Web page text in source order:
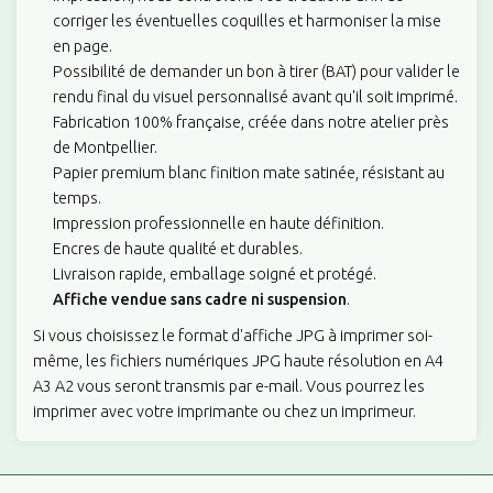
Laissez libre cours à votre créativité en choisissant la couleur de
fond parmi une palette élégante. Du blanc pur au rose saumon
pastel, personnalisez l'arrière-plan pour harmoniser avec la
décoration de la chambre. Optez ensuite pour une typographie
moderne ou plume, ajoutant une dimension artistique à chaque
Formats adaptés à votre style de vie
Flexibilité ultime avec nos options de format. Sélectionnez un
fichier JPG à imprimer chez vous pour une expérience DIY. Ou
optez pour une impression A4, A3 ou A2, livrée prête à être
encadrée. Quel que soit votre choix, notre affiche s'adapte à
Pourquoi choisir notre affiche de naissance bébé
personnalisée ?
corriger les éventuelles coquilles et harmoniser la mise
en page.
Possibilité de demander un bon à tirer (BAT) pour valider le
rendu final du visuel personnalisé avant qu'il soit imprimé.
Fabrication 100% française, créée dans notre atelier près
de Montpellier.
Papier premium blanc finition mate satinée, résistant au
temps.
Impression professionnelle en haute définition.
Encres de haute qualité et durables.
Livraison rapide, emballage soigné et protégé.
Affiche vendue sans cadre ni suspension.
Si vous choisissez le format d'affiche JPG à imprimer soi-
même, les fichiers numériques JPG haute résolution en A4
A3 A2 vous seront transmis par e-mail. Vous pourrez les
imprimer avec votre imprimante ou chez un imprimeur.